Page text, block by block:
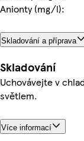
Anionty (mg/l):
Skladování a příprava
Skladování
Uchovávejte v
světlem.
Více informací